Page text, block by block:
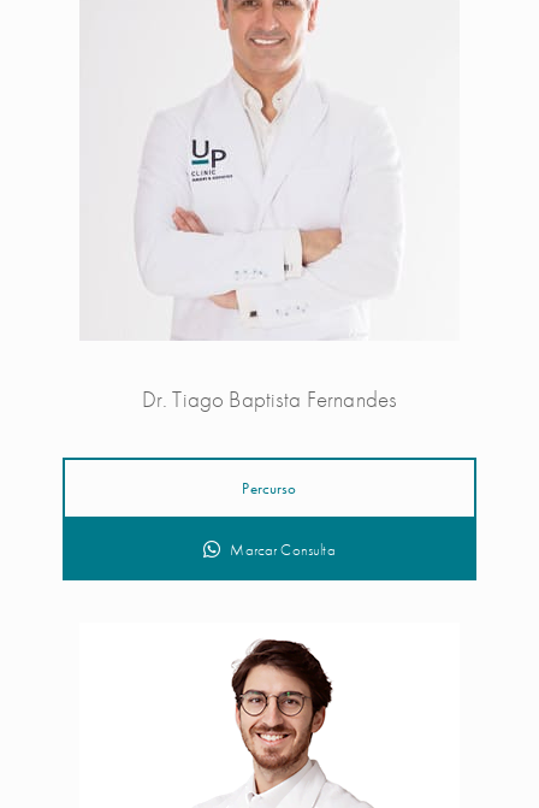
Dr. Tiago Baptista Fernandes
Percurso
Marcar Consulta